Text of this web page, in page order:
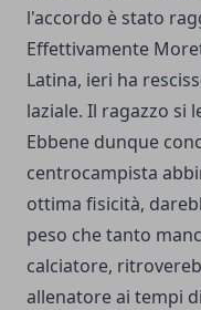
l'accordo è stato
Effettivamente
Latina, ieri ha
laziale. Il ragazzo si
Ebbene dunque
centrocampista
ottima fisicità,
peso che tanto
calciatore,
allenatore ai tempi